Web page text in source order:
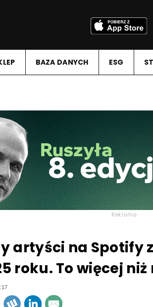
BAZA DANYCH ESG
Reklama
artyści na Spotify
roku. To więcej